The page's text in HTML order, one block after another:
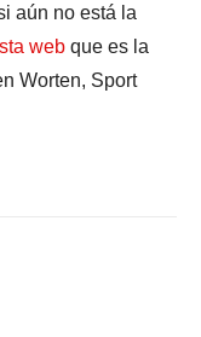
aún no está la
web que es la
Worten, Sport